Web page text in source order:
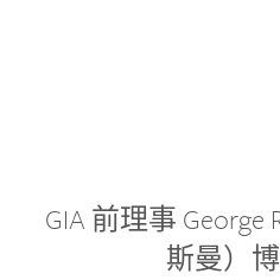
GIA 前理事 George
斯曼）